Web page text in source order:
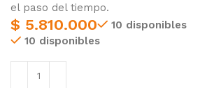
el paso del tiempo.
$ 5.810.000
10 disponibles
10 disponibles